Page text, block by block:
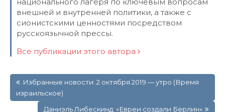
национального лагеря по ключевым вопросам
внешней и внутренней политики, а также с
сионистскими ценностями посредством
русскоязычной прессы.
Все публикации этого автора
по
записям
Избранные новости. 2 октября 2019 — утро (Время
израильское)
Даниэль Либескинд: «Евреи создали Берлин»